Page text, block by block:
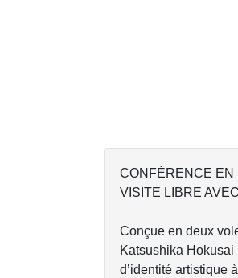
CONFÉRENCE EN
VISITE LIBRE
Conçue en deux
Katsushika
d’identité artistique